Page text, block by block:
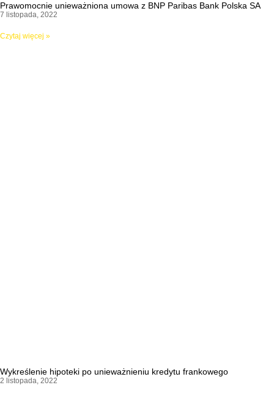
Prawomocnie unieważniona umowa z BNP Paribas Bank Polska SA
7 listopada, 2022
Czytaj więcej »
Wykreślenie hipoteki po unieważnieniu kredytu frankowego
2 listopada, 2022